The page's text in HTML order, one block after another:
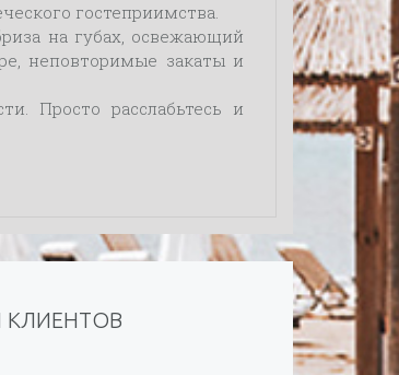
гостеприимства.
на губах, освежающий
неповторимые закаты и
Просто расслабьтесь и